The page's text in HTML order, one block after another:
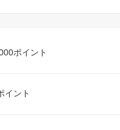
ポイント
イント